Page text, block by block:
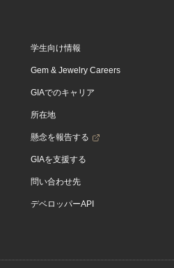
学生向け情報
Gem & Jewelry Careers
GIAでのキャリア
所在地
懸念を報告する
GIAを支援する
問い合わせ先
デベロッパーAPI